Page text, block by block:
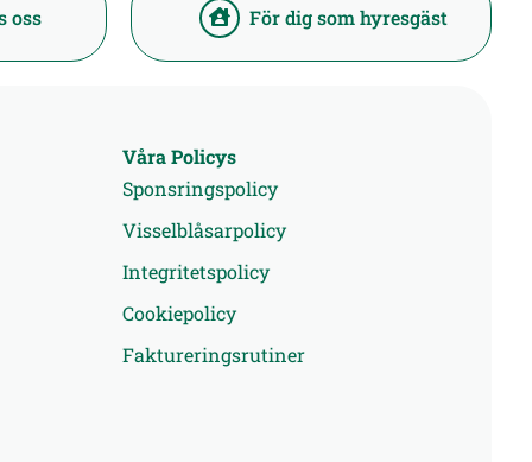
oss För dig som hyresgäst
Våra Policys
Sponsringspolicy
Visselblåsarpolicy
Integritetspolicy
Cookiepolicy
Faktureringsrutiner